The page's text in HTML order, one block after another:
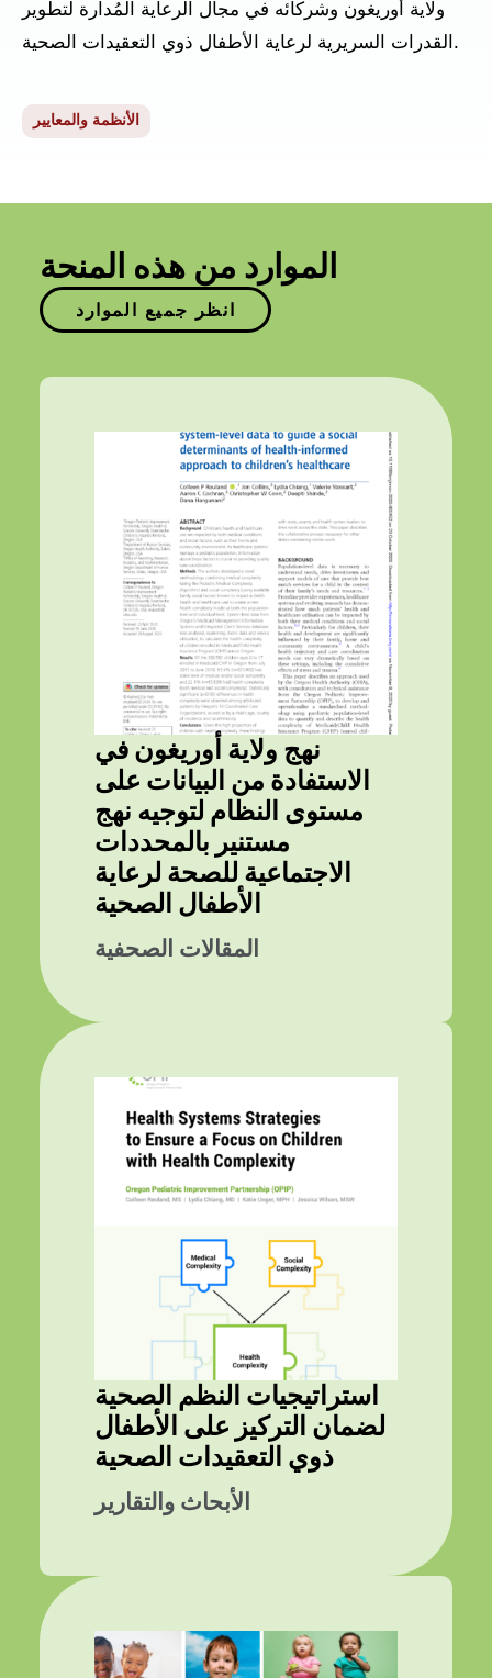
ولاية أوريغون وشركائه في مجال الرعاية المُدارة لتطوير
القدرات السريرية لرعاية الأطفال ذوي التعقيدات الصحية.
الأنظمة والمعايير
الموارد من هذه المنحة
انظر جميع الموارد
نهج ولاية أوريغون في
الاستفادة من البيانات على
مستوى النظام لتوجيه نهج
مستنير بالمحددات
الاجتماعية للصحة لرعاية
الأطفال الصحية
المقالات الصحفية
استراتيجيات النظم الصحية
لضمان التركيز على الأطفال
ذوي التعقيدات الصحية
الأبحاث والتقارير